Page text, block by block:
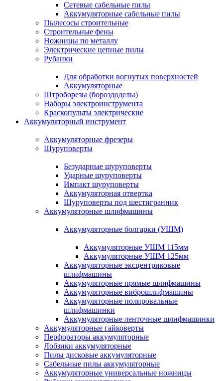
Сетевые сабельные пилы
Аккумуляторные сабельные пилы
Пылесосы строительные
Строительные фены
Ножницы по металлу
Электрические цепные пилы
Рубанки
Для обработки вогнутых поверхностей
Аккумуляторные
Штроборезы (бороздоделы)
Наборы электроинструмента
Краскопульты электрические
Аккумуляторный инструмент
Аккумуляторные фрезеры
Шуруповерты
Безударные шуруповерты
Ударные шуруповерты
Импакт шуруповерты
Аккумуляторная отвертка
Шуруповерты под шестигранник
Аккумуляторные шлифмашины
Аккумуляторные болгарки (УШМ)
Аккумуляторные УШМ 115мм
Аккумуляторные УШМ 125мм
Аккумуляторные эксцентриковые
шлифмашины
Аккумуляторные прямые шлифмашины
Аккумуляторные виброшлифмашины
Аккумуляторные полировальные
шлифмашинки
Аккумуляторные ленточные шлифмашинки
Аккумуляторные гайковерты
Перфораторы аккумуляторные
Лобзики аккумуляторные
Пилы дисковые аккумуляторные
Сабельные пилы аккумуляторные
Аккумуляторные универсальные ножницы